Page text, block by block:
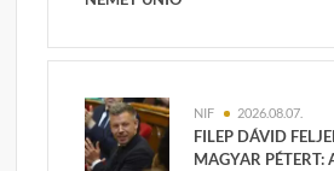
NIF 2026.08.07.
FILEP DÁVID
MAGYAR PÉTERT: